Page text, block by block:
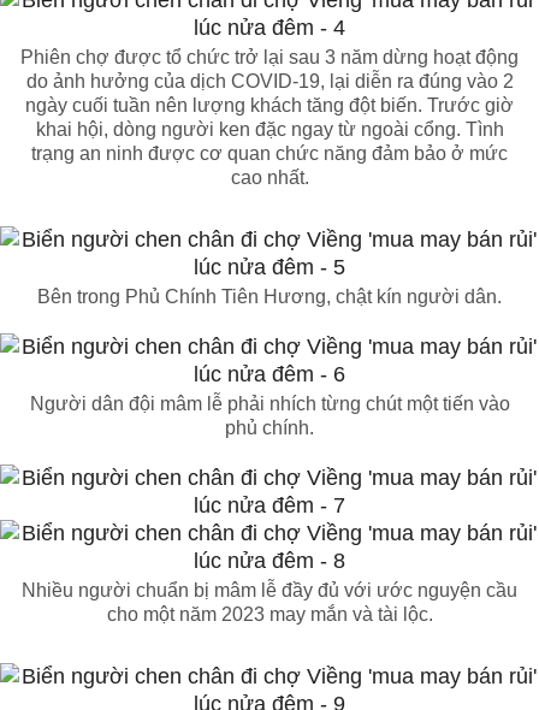
Phiên chợ được tổ chức trở lại sau 3 năm dừng hoạt động
do ảnh hưởng của dịch COVID-19, lại diễn ra đúng vào 2
ngày cuối tuần nên lượng khách tăng đột biến. Trước giờ
khai hội, dòng người ken đặc ngay từ ngoài cổng. Tình
trạng an ninh được cơ quan chức năng đảm bảo ở mức
cao nhất.
Bên trong Phủ Chính Tiên Hương, chật kín người dân.
Người dân đội mâm lễ phải nhích từng chút một tiến vào
phủ chính.
Nhiều người chuẩn bị mâm lễ đầy đủ với ước nguyện cầu
cho một năm 2023 may mắn và tài lộc.